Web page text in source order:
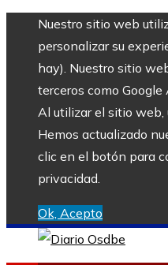
Nuestro sitio web
personalizar su
hay). Nuestro sitio
terceros como Google
Al utilizar el sitio web,
Hemos actualizado
clic en el botón para
privacidad.
Ok, Acepto